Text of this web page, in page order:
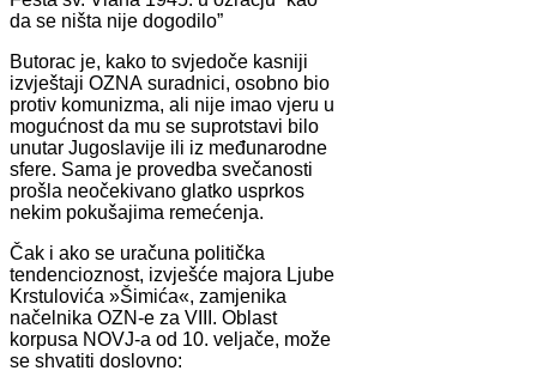
da se ništa nije dogodilo”
Butorac je, kako to svjedoče kasniji
izvještaji OZNA suradnici, osobno bio
protiv komunizma, ali nije imao vjeru u
mogućnost da mu se suprotstavi bilo
unutar Jugoslavije ili iz međunarodne
sfere. Sama je provedba svečanosti
prošla neočekivano glatko usprkos
nekim pokušajima remećenja.
Čak i ako se uračuna politička
tendencioznost, izvješće majora Ljube
Krstulovića »Šimića«, zamjenika
načelnika OZN-e za VIII. Oblast
korpusa NOVJ-a od 10. veljače, može
se shvatiti doslovno: